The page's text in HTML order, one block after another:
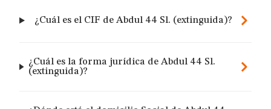
¿Cuál es el CIF de Abdul 44 Sl. (extinguida)?
¿Cuál es la forma jurídica de Abdul 44 Sl.
(extinguida)?